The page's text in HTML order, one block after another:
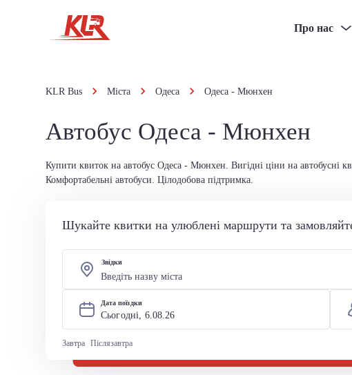
Про нас
KLR Bus Міста Одеса Одеса - Мюнхен
Автобус Одеса - Мюнхен
Купити квиток на автобус Одеса - Мюнхен. Вигідні ціни на автобусні
Комфортабельні автобуси. Цілодобова підтримка.
Шукайте квитки на улюблені маршрути та
Звідки
Дата поїздки
Сьогодні, 6.08.26
Завтра Післязавтра